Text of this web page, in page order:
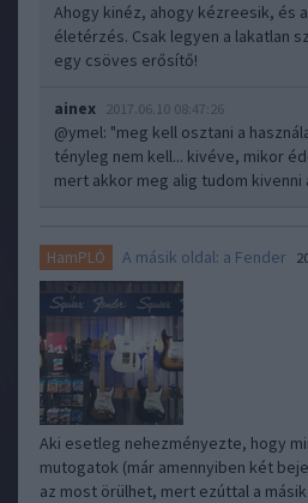
Ahogy kinéz, ahogy kézreesik, és
életérzés. Csak legyen a lakatlan
egy csöves erősítő!
ainex 2017.06.10 08:47:26
@ymel: "meg kell osztani a
tényleg nem kell... kivéve, mikor
mert akkor meg alig tudom kivenni
HamPLÓ A másik oldal: a Fender
Aki esetleg nehezményezte, hogy
mutogatok (már amennyiben két
az most örülhet, mert ezúttal a